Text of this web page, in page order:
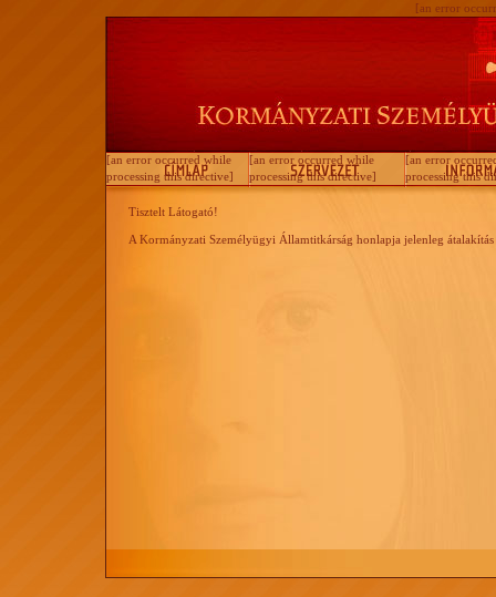
[an error
[an error occurred while
processing this directive]
[an error occurred while
processing this directive]
[an error
processing this
Tisztelt Látogató!
A Kormányzati Személyügyi Államtitkárság honlapja jelenleg